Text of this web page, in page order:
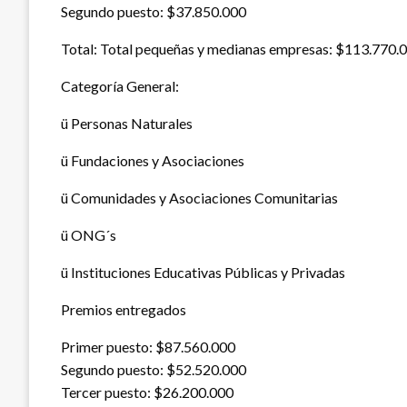
Segundo puesto: $37.850.000
Total: Total pequeñas y medianas empresas:
Categoría General:
ü Personas Naturales
ü Fundaciones y Asociaciones
ü Comunidades y Asociaciones Comunitarias
ü ONG´s
ü Instituciones Educativas Públicas y Privadas
Premios entregados
Primer puesto: $87.560.000
Segundo puesto: $52.520.000
Tercer puesto: $26.200.000